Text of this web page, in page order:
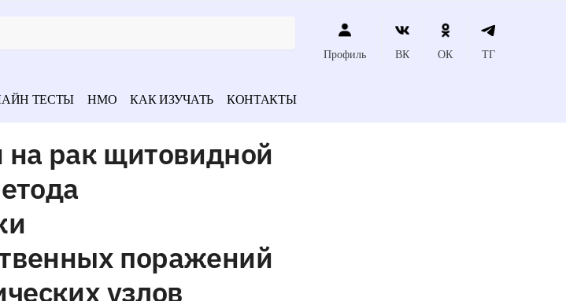
Профиль ВК ОК ТГ
ТЕСТЫ НМО КАК ИЗУЧАТЬ КОНТАКТЫ
на рак щитовидной
поражений
узлов